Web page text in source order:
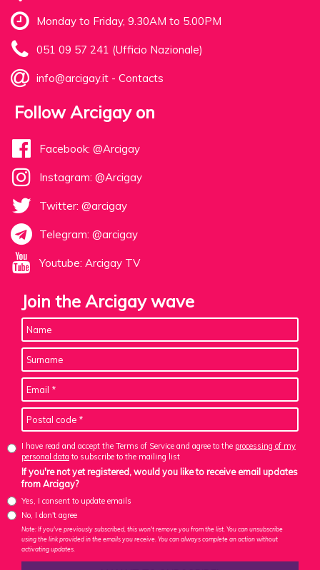
Monday to Friday, 9.30AM to 5.00PM
051 09 57 241 (Ufficio Nazionale)
info@arcigay.it - Contacts
Follow Arcigay on
Facebook: @Arcigay
Instagram: @Arcigay
Twitter: @arcigay
Telegram: @arcigay
Youtube: Arcigay TV
Join the Arcigay wave
I have read and accept the Terms of Service and agree to the processing of my
personal data to subscribe to the mailing list
If you're not yet registered, would you like to receive email updates
from Arcigay?
Yes, I consent to update emails
No, I don't agree
Note: If you've previously subscribed, this won't remove you from the list. You can unsubscribe
using the link provided in the emails you receive. You can always complete an action without
activating updates.